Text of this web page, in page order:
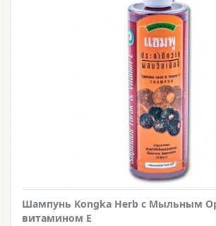
Шампунь Kongka Herb с Мыльным
витамином Е